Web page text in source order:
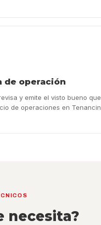
de operación
y emite el visto bueno que
de operaciones en
necesita?